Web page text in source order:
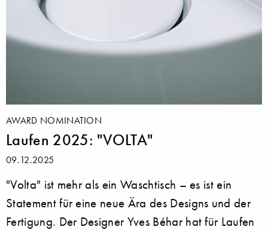
AWARD NOMINATION
Laufen 2025: "VOLTA"
09.12.2025
"Volta" ist mehr als ein Waschtisch – es ist ein
Statement für eine neue Ära des Designs und der
Fertigung. Der Designer Yves Béhar hat für Laufen